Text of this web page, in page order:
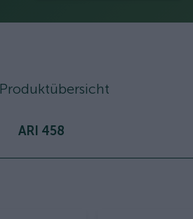
Produktübersicht
ARI 458